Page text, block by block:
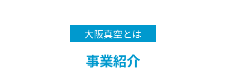
大阪真空とは
事業紹介